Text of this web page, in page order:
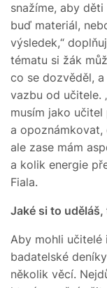
snažíme, aby
buď materiál,
výsledek,“
tématu si žák
co se dozvěděl,
vazbu od učitele.
musím jako
a
ale zase mám
a kolik energie
Fiala.
Jaké si to
Aby mohli učitelé
badatelské
několik věcí.